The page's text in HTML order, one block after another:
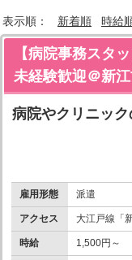
表示順： 新着順 時給
【病院事務スタ
未経験歓迎＠新江
病院やクリニッ
雇用形態 派遣
アクセス 大江戸線「
時給 1,500円～